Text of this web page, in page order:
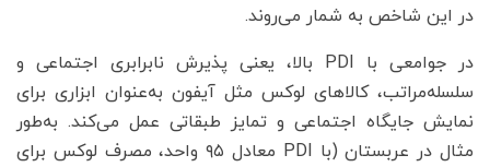
در این شاخص به شمار می‌روند.
در جوامعی با PDI بالا، یعنی پذیرش نابرابری اجتماعی و
سلسله‌مراتب، کالاهای لوکس مثل آیفون به‌عنوان ابزاری برای
نمایش جایگاه اجتماعی و تمایز طبقاتی عمل می‌کند. به‌طور
مثال در عربستان (با PDI معادل ۹۵ واحد، مصرف لوکس برای